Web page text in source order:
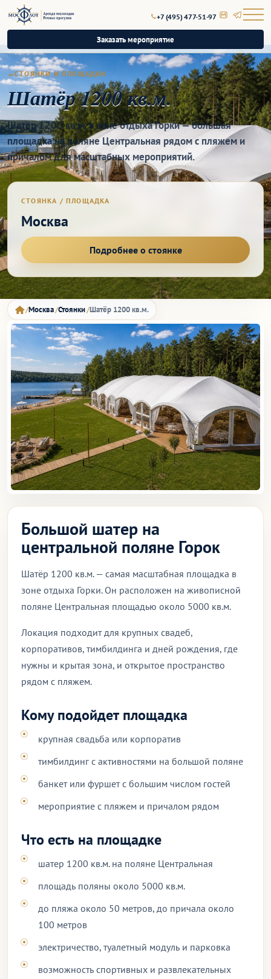
+7 (495) 477-51-97
Заказать мероприятие
СТОЯНКИ И ПЛОЩАДКИ
Шатёр 1200 кв.м.
Шатёр 1200 кв.м. в зоне отдыха Горки — большая
площадка на поляне Центральная рядом с пляжем и
причалом для масштабных мероприятий.
СТОЯНКА / ПЛОЩАДКА
Москва
Подробнее о стоянке
Москва Стоянки Шатёр 1200 кв.м.
Большой шатер на
центральной поляне Горок
Шатёр 1200 кв.м. — самая масштабная площадка в
зоне отдыха Горки. Он расположен на живописной
поляне Центральная площадью около 5000 кв.м.
Локация подходит для крупных свадеб,
корпоративов, тимбилдинга и дней рождения, где
нужны и крытая зона, и открытое пространство
рядом с пляжем.
Кому подойдет площадка
крупная свадьба или корпоратив
тимбилдинг с активностями на большой поляне
банкет или фуршет с большим числом гостей
мероприятие с пляжем и причалом рядом
Что есть на площадке
шатер 1200 кв.м. на поляне Центральная
площадь поляны около 5000 кв.м.
до пляжа около 50 метров, до причала около
100 метров
электричество, туалетный модуль и парковка
возможность спортивных и развлекательных